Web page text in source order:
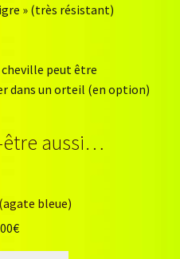
» (très résistant)
peut être
dans un orteil (en option)
être aussi…
bleue)
€